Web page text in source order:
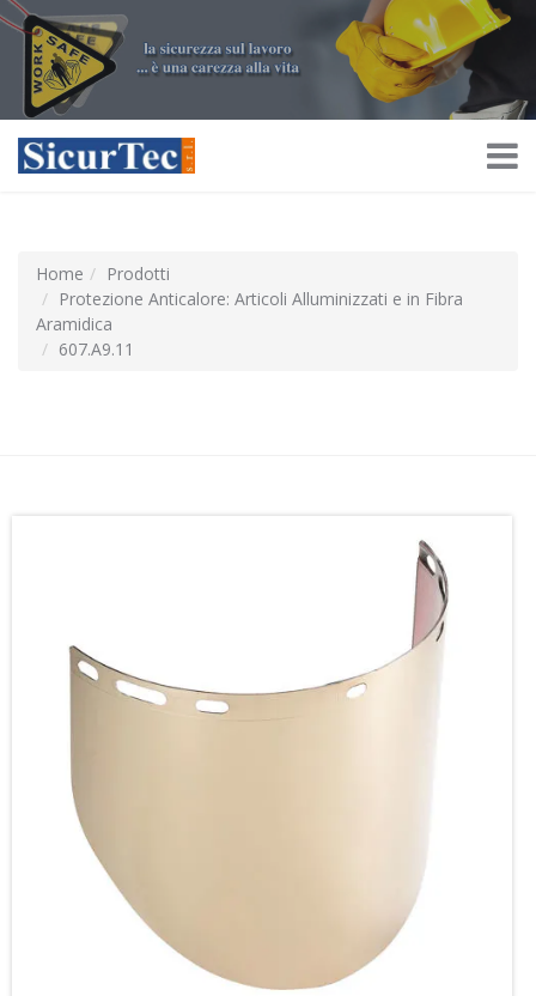
Home
Prodotti
Protezione Anticalore: Articoli Alluminizzati e in Fibra
Aramidica
607.A9.11